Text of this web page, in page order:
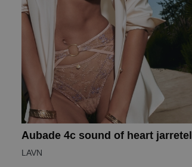
Aubade 4c sound of heart jarretel
LAVN